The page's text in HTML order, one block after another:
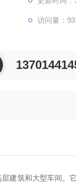
访问量：
建筑和大型车间。